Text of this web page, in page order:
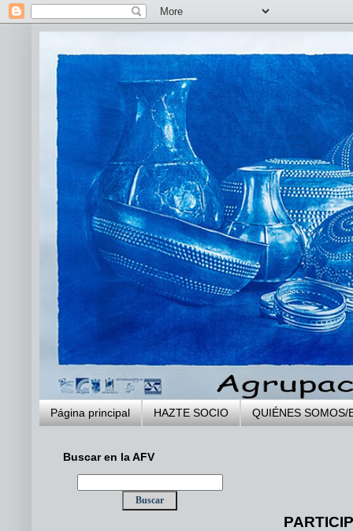
Página principal HAZTE SOCIO QUIÉNES SOMOS/
Buscar en la AFV